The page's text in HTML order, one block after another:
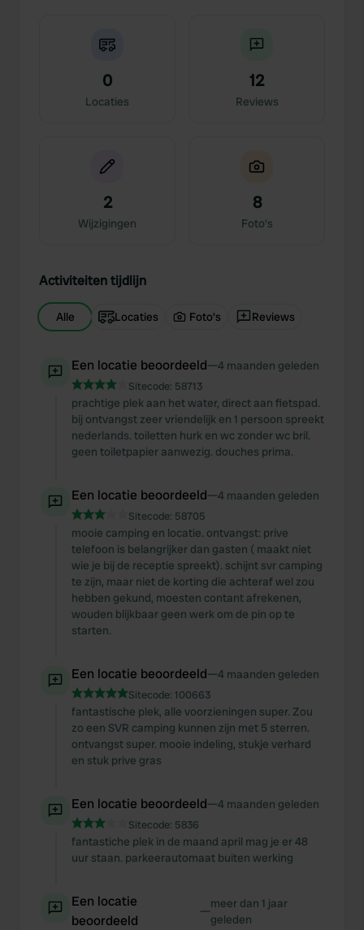
0
Locaties
12
Reviews
2
Wijzigingen
8
Foto's
Activiteiten tijdlijn
Alle Locaties Foto's Reviews
Een locatie beoordeeld—4 maanden geleden
Sitecode: 58713
prachtige plek aan het water, direct aan fietspad.
bij ontvangst zeer vriendelijk en 1 persoon spreekt
nederlands. toiletten hurk en wc zonder wc bril.
geen toiletpapier aanwezig. douches prima.
Een locatie beoordeeld—4 maanden geleden
Sitecode: 58705
mooie camping en locatie. ontvangst: prive
telefoon is belangrijker dan gasten ( maakt niet
wie je bij de receptie spreekt). schijnt svr camping
te zijn, maar niet de korting die achteraf wel zou
hebben gekund, moesten contant afrekenen,
wouden blijkbaar geen werk om de pin op te
starten.
Een locatie beoordeeld—4 maanden geleden
Sitecode: 100663
fantastische plek, alle voorzieningen super. Zou
zo een SVR camping kunnen zijn met 5 sterren.
ontvangst super. mooie indeling, stukje verhard
en stuk prive gras
Een locatie beoordeeld—4 maanden geleden
Sitecode: 5836
fantastiche plek in de maand april mag je er 48
uur staan. parkeerautomaat buiten werking
Een locatie
beoordeeld
—meer dan 1 jaar
geleden